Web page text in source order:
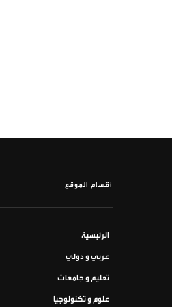
أقسام الموقع
الرئيسية
عربي و دولي
تعليم و جامعات
علوم و تكنولوجيا